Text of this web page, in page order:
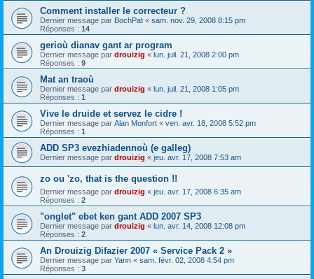
Comment installer le correcteur ?
Dernier message par BochPat « sam. nov. 29, 2008 8:15 pm
Réponses : 14
gerioù dianav gant ar program
Dernier message par drouizig « lun. juil. 21, 2008 2:00 pm
Réponses : 9
Mat an traoù
Dernier message par drouizig « lun. juil. 21, 2008 1:05 pm
Réponses : 1
Vive le druide et servez le cidre !
Dernier message par Alan Monfort « ven. avr. 18, 2008 5:52 pm
Réponses : 1
ADD SP3 evezhiadennoù (e galleg)
Dernier message par drouizig « jeu. avr. 17, 2008 7:53 am
zo ou 'zo, that is the question !!
Dernier message par drouizig « jeu. avr. 17, 2008 6:35 am
Réponses : 2
"onglet" ebet ken gant ADD 2007 SP3
Dernier message par drouizig « lun. avr. 14, 2008 12:08 pm
Réponses : 2
An Drouizig Difazier 2007 « Service Pack 2 »
Dernier message par Yann « sam. févr. 02, 2008 4:54 pm
Réponses : 3